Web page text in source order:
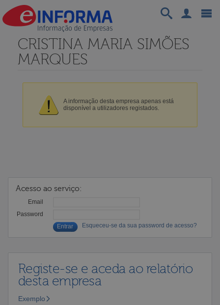
CRISTINA MARIA SIMÕES
MARQUES
A informação desta empresa apenas está
disponível a utilizadores registados.
Acesso ao serviço:
Email
Password
Esqueceu-se da sua password de acesso?
Registe-se e aceda ao relatório
desta empresa
Exemplo